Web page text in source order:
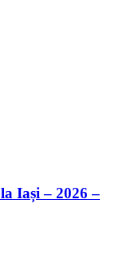
Iași – 2026 –